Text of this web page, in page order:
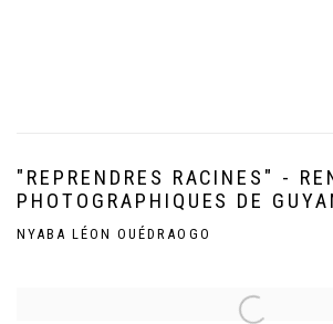
"REPRENDRES RACINES" -
PHOTOGRAPHIQUES DE
NYABA LÉON OUÉDRAOGO
Open a larger version of the following image in a